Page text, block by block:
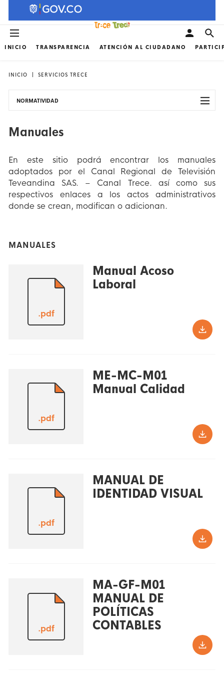
INICIO TRANSPARENCIA ATENCIÓN AL CIUDADANO
INICIO SERVICIOS TRECE
NORMATIVIDAD
Manuales
En este sitio podrá encontrar los manuales
adoptados por el Canal Regional de Televisión
Teveandina SAS. – Canal Trece. así como sus
respectivos enlaces a los actos administrativos
donde se crean, modifican o adicionan.
MANUALES
.pdf
Manual Acoso
Laboral
.pdf
ME-MC-M01
Manual Calidad
.pdf
MANUAL DE
IDENTIDAD VISUAL
.pdf
MA-GF-M01
MANUAL DE
POLÍTICAS
CONTABLES